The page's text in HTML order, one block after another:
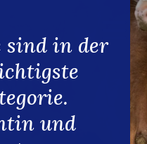
sind in der
und